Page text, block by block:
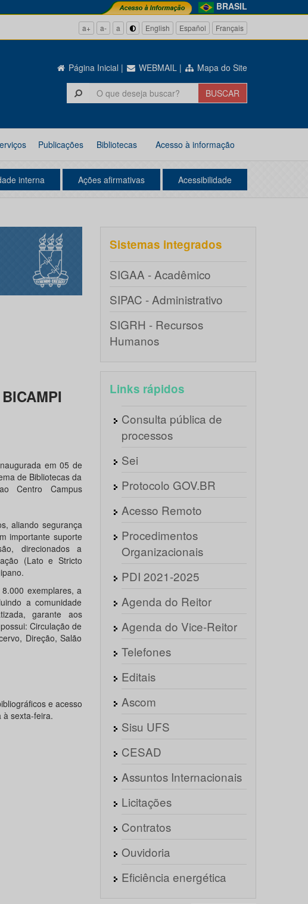
BRASIL
a+ a- a English Español Français
Página Inicial | WEBMAIL | Mapa do Site
Publicações Bibliotecas Acesso à informação
interna Ações afirmativas Acessibilidade
em 05 de
de Bibliotecas da
Centro Campus
aliando segurança
importante suporte
direcionados a
(Lato e Stricto
exemplares, a
a comunidade
garante aos
Circulação de
Direção, Salão
e acesso
à sexta-feira.
Sistemas integrados
SIGAA - Acadêmico
SIPAC - Administrativo
SIGRH - Recursos
Humanos
Links rápidos
Consulta pública de
processos
Sei
Protocolo GOV.BR
Acesso Remoto
Procedimentos
Organizacionais
PDI 2021-2025
Agenda do Reitor
Agenda do Vice-Reitor
Telefones
Editais
Ascom
Sisu UFS
CESAD
Assuntos Internacionais
Licitações
Contratos
Ouvidoria
Eficiência energética